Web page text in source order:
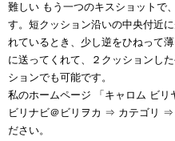
難しい もう一つのキスショットで
す。短クッション沿いの中央付近
れているとき、少し逆をひねって
に送ってくれて、２クッションし
ションでも可能です。
私のホームページ 「キャロム ビリ
ビリナビ＠ビリヲカ ⇒ カテゴリ
ださい。